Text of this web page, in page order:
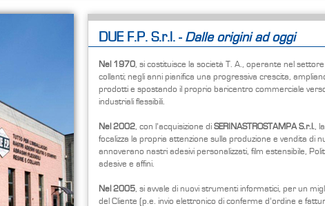
DUE F.P. S.r.l. - Dalle origini ad oggi
Nel 1970, si costituisce la società T. A., operante nel
collanti; negli anni pianifica una progressiva crescita,
prodotti e spostando il proprio baricentro commerciale
industriali flessibili.
Nel 2002, con l’acquisizione di SERINASTROSTAMPA S.r.l.,
focalizza la propria attenzione sulla produzione e vendita di
annoverano nastri adesivi personalizzati, film estensibile,
adesive e affini.
Nel 2005, si avvale di nuovi strumenti informatici, per un
del Cliente (p.e. invio elettronico di conferme d’ordine e